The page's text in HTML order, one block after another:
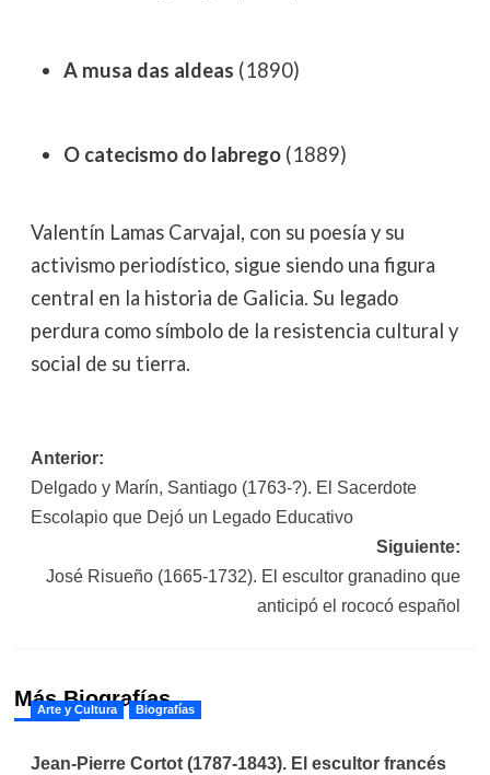
A musa das aldeas (1890)
O catecismo do labrego(1889)
Valentín Lamas Carvajal, con su poesía y su
activismo periodístico, sigue siendo una figura
central en la historia de Galicia. Su legado
perdura como símbolo de la resistencia cultural y
social de su tierra.
Navegación
de
entradas
Anterior:
Delgado y Marín, Santiago (1763-?). El Sacerdote
Escolapio que Dejó un Legado Educativo
Siguiente:
José Risueño (1665-1732). El escultor granadino que
anticipó el rococó español
Más Biografías
Arte y Cultura Biografías
Jean-Pierre Cortot (1787-1843). El escultor francés